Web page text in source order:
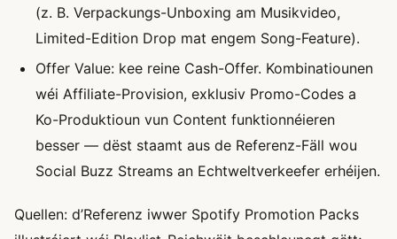
(z. B. Verpackungs-Unboxing am Musikvideo,
Limited-Edition Drop mat engem Song-Feature).
Offer Value: kee reine Cash-Offer. Kombinatiounen
wéi Affiliate-Provision, exklusiv Promo-Codes a
Ko-Produktioun vun Content funktionnéieren
besser — dëst staamt aus de Referenz-Fäll wou
Social Buzz Streams an Echtweltverkeefer erhéijen.
Quellen: d’Referenz iwwer Spotify Promotion Packs